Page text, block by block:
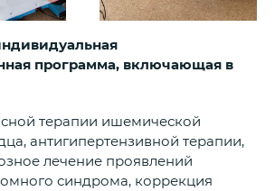
программа, включающая в
терапии ишемической
антигипертензивной терапии,
лечение проявлений
синдрома, коррекция